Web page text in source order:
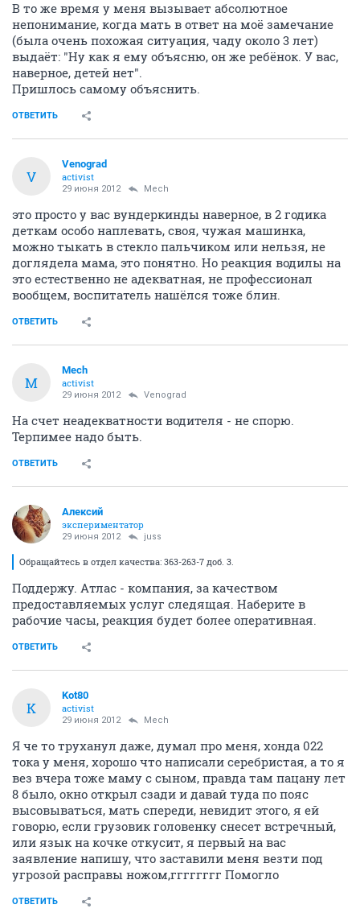
В то же время у меня вызывает абсолютное
непонимание, когда мать в ответ на моё замечание
(была очень похожая ситуация, чаду около 3 лет)
выдаёт: "Ну как я ему объясню, он же ребёнок. У вас,
наверное, детей нет".
Пришлось самому объяснить.
ОТВЕТИТЬ
V
Venograd
activist
29 июня 2012 Mech
это просто у вас вундеркинды наверное, в 2 годика
деткам особо наплевать, своя, чужая машинка,
можно тыкать в стекло пальчиком или нельзя, не
доглядела мама, это понятно. Но реакция водилы на
это естественно не адекватная, не профессионал
вообщем, воспитатель нашёлся тоже блин.
ОТВЕТИТЬ
M
Mech
activist
29 июня 2012 Venograd
На счет неадекватности водителя - не спорю.
Терпимее надо быть.
ОТВЕТИТЬ
Алексий
экспериментатор
29 июня 2012 juss
Обращайтесь в отдел качества: 363-263-7 доб. 3.
Поддержу. Атлас - компания, за качеством
предоставляемых услуг следящая. Наберите в
рабочие часы, реакция будет более оперативная.
ОТВЕТИТЬ
K
Kot80
activist
29 июня 2012 Mech
Я че то труханул даже, думал про меня, хонда 022
тока у меня, хорошо что написали серебристая, а то я
вез вчера тоже маму с сыном, правда там пацану лет
8 было, окно открыл сзади и давай туда по пояс
высовываться, мать спереди, невидит этого, я ей
говорю, если грузовик головенку снесет встречный,
или язык на кочке откусит, я первый на вас
заявление напишу, что заставили меня везти под
угрозой расправы ножом,гггггггг Помогло
ОТВЕТИТЬ